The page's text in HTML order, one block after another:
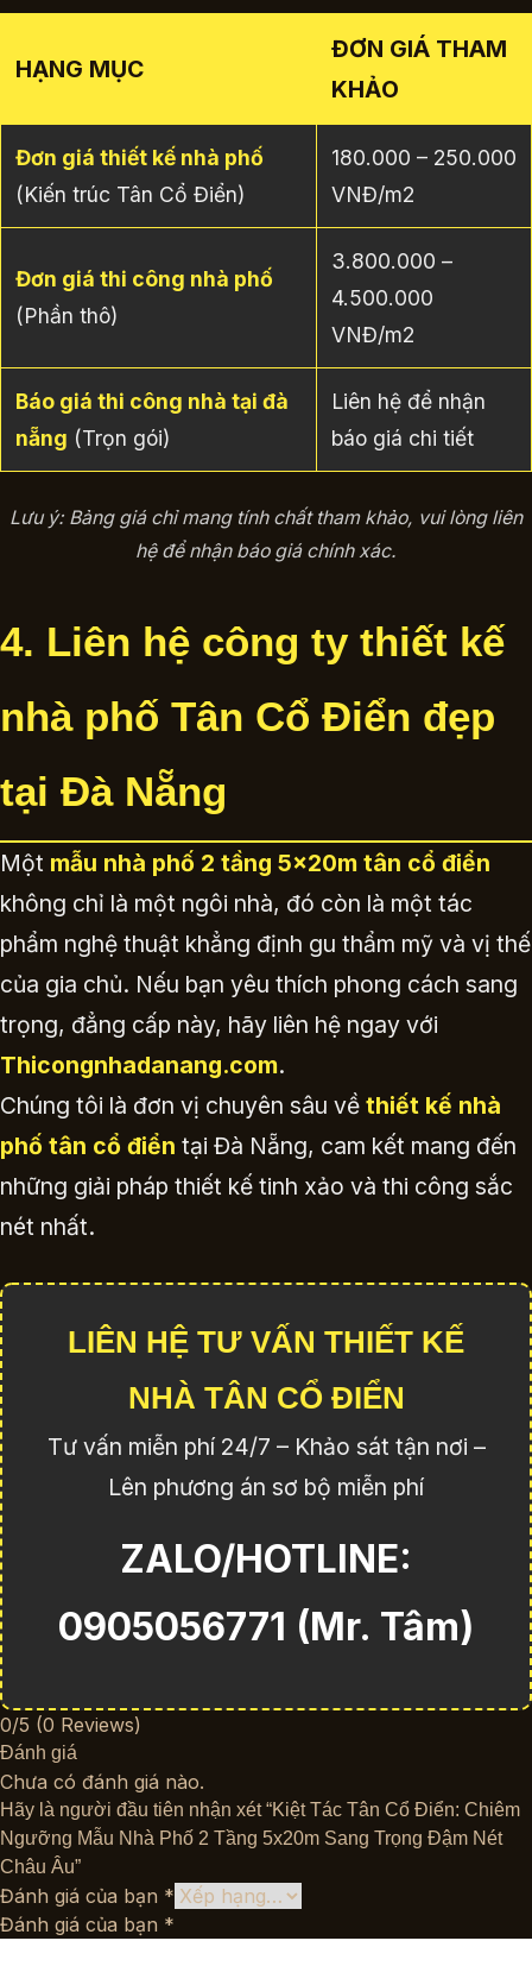
HẠNG MỤC
ĐƠN GIÁ THAM
KHẢO
Đơn giá thiết kế nhà phố
(Kiến trúc Tân Cổ Điển)
180.000 – 250.000
VNĐ/m2
Đơn giá thi công nhà phố
(Phần thô)
3.800.000 –
4.500.000
VNĐ/m2
Báo giá thi công nhà tại đà
nẵng (Trọn gói)
Liên hệ để nhận
báo giá chi tiết
Lưu ý: Bảng giá chỉ mang tính chất tham khảo, vui lòng liên
hệ để nhận báo giá chính xác.
4. Liên hệ công ty thiết kế
nhà phố Tân Cổ Điển đẹp
tại Đà Nẵng
Một mẫu nhà phố 2 tầng 5x20m tân cổ điển
không chỉ là một ngôi nhà, đó còn là một tác
phẩm nghệ thuật khẳng định gu thẩm mỹ và vị thế
của gia chủ. Nếu bạn yêu thích phong cách sang
trọng, đẳng cấp này, hãy liên hệ ngay với
Thicongnhadanang.com.
Chúng tôi là đơn vị chuyên sâu về thiết kế nhà
phố tân cổ điển tại Đà Nẵng, cam kết mang đến
những giải pháp thiết kế tinh xảo và thi công sắc
nét nhất.
LIÊN HỆ TƯ VẤN THIẾT KẾ
NHÀ TÂN CỔ ĐIỂN
Tư vấn miễn phí 24/7 – Khảo sát tận nơi –
Lên phương án sơ bộ miễn phí
ZALO/HOTLINE:
0905056771 (Mr. Tâm)
0/5 (0 Reviews)
Đánh giá
Chưa có đánh giá nào.
Hãy là người đầu tiên nhận xét “Kiệt Tác Tân Cổ Điển: Chiêm
Ngưỡng Mẫu Nhà Phố 2 Tầng 5x20m Sang Trọng Đậm Nét
Châu Âu”
Đánh giá của bạn *
Đánh giá của bạn *